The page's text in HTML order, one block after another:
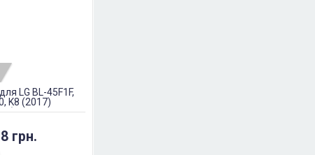
LG BL-45F1F,
K8 (2017)
US215, K8
грн.